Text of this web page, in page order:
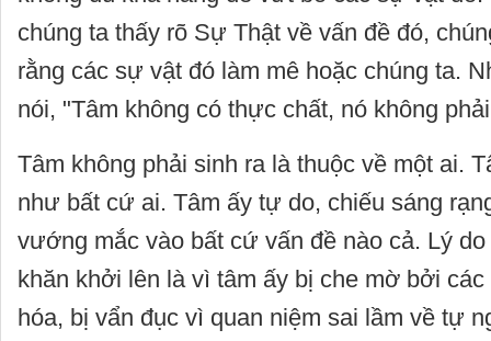
chúng ta thấy rõ Sự Thật về vấn đề đó,
rằng các sự vật đó làm mê hoặc chúng ta.
nói, "Tâm không có thực chất, nó không
Tâm không phải sinh ra là thuộc về một ai.
như bất cứ ai. Tâm ấy tự do, chiếu sáng
vướng mắc vào bất cứ vấn đề nào cả. Lý
khăn khởi lên là vì tâm ấy bị che mờ bởi
hóa, bị vẩn đục vì quan niệm sai lầm về tự